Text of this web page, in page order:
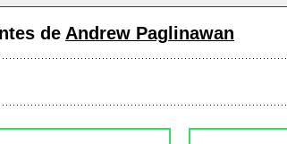
de Andrew Paglinawan